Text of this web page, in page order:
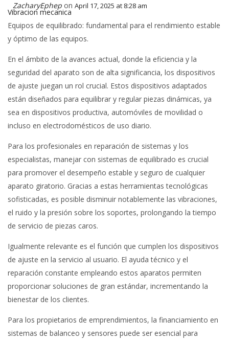
ZacharyEphep on April 17, 2025 at 8:28 am
Vibracion mecanica
Equipos de equilibrado: fundamental para el rendimiento estable
y óptimo de las equipos.
En el ámbito de la avances actual, donde la eficiencia y la
seguridad del aparato son de alta significancia, los dispositivos
de ajuste juegan un rol crucial. Estos dispositivos adaptados
están diseñados para equilibrar y regular piezas dinámicas, ya
sea en dispositivos productiva, automóviles de movilidad o
incluso en electrodomésticos de uso diario.
Para los profesionales en reparación de sistemas y los
especialistas, manejar con sistemas de equilibrado es crucial
para promover el desempeño estable y seguro de cualquier
aparato giratorio. Gracias a estas herramientas tecnológicas
sofisticadas, es posible disminuir notablemente las vibraciones,
el ruido y la presión sobre los soportes, prolongando la tiempo
de servicio de piezas caros.
Igualmente relevante es el función que cumplen los dispositivos
de ajuste en la servicio al usuario. El ayuda técnico y el
reparación constante empleando estos aparatos permiten
proporcionar soluciones de gran estándar, incrementando la
bienestar de los clientes.
Para los propietarios de emprendimientos, la financiamiento en
sistemas de balanceo y sensores puede ser esencial para